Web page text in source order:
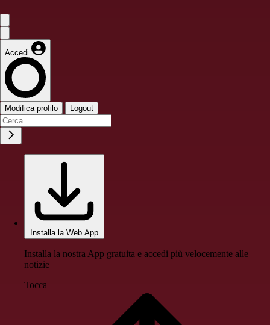
Accedi
Modifica profilo Logout
Installa la Web App
Installa la nostra App gratuita e accedi più velocemente alle
notizie
Tocca